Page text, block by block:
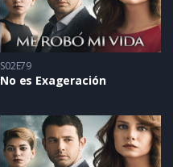
S02E79
No es Exageración